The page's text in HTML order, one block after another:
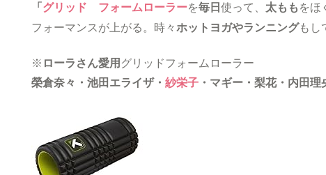
「 グリッド フォームローラーを毎日 使って、 太もも をほ
フォーマンスが上がる。時々ホットヨガやランニングもし
※ ローラさん愛用 グリッドフォームローラー
榮倉奈々・池田エライザ・ 紗栄子 ・マギー・梨花・内田理